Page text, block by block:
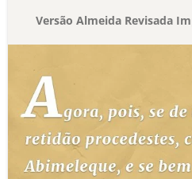
Versão Almeida Revisada